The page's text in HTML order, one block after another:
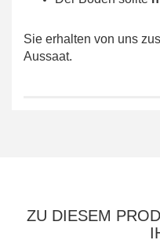
Sie erhalten von uns
Aussaat.
ZU DIESEM